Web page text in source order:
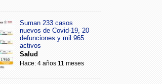
Suman 233 casos
nuevos de Covid-19, 20
defunciones y mil 965
activos
Salud
Hace: 4 años 11 meses